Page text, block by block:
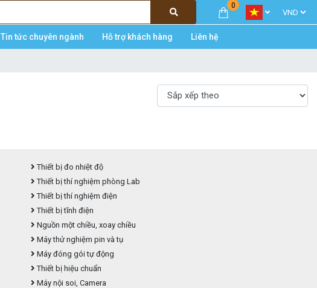
0
Tin tức chuyên ngành Hỗ trợ khách hàng Liên hệ
Thiết bị đo nhiệt độ
Thiết bị thí nghiệm phòng Lab
Thiết bị thí nghiệm điện
Thiết bị tĩnh điện
Nguồn một chiều, xoay chiều
Máy thử nghiệm pin và tụ
Máy đóng gói tự động
Thiết bị hiệu chuẩn
Máy nội soi, Camera